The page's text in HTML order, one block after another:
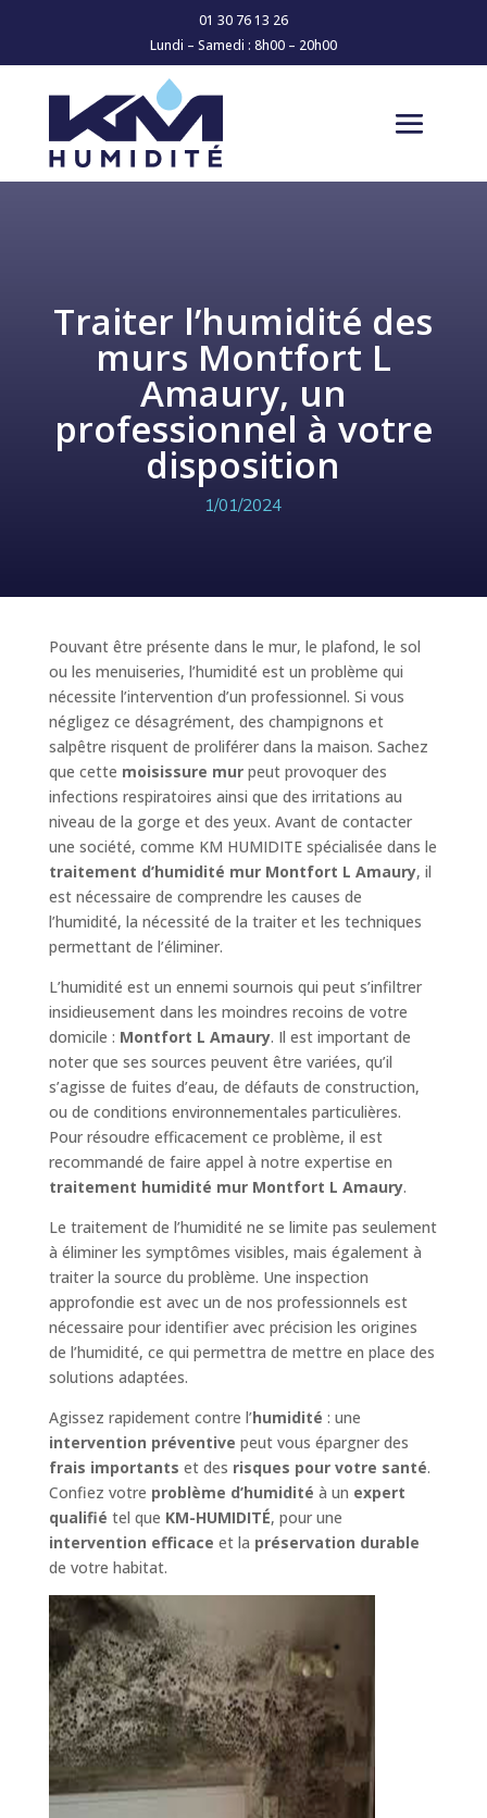
01 30 76 13 26
Lundi – Samedi : 8h00 – 20h00
Traiter l’humidité des
murs Montfort L
Amaury, un
professionnel à votre
disposition
1/01/2024
Pouvant être présente dans le mur, le plafond, le sol
ou les menuiseries, l’humidité est un problème qui
nécessite l’intervention d’un professionnel. Si vous
négligez ce désagrément, des champignons et
salpêtre risquent de proliférer dans la maison. Sachez
que cette moisissure murpeut provoquer des
infections respiratoires ainsi que des irritations au
niveau de la gorge et des yeux. Avant de contacter
une société, comme KM HUMIDITE spécialisée dans le
traitement d’humidité mur Montfort L Amaury, il
est nécessaire de comprendre les causes de
l’humidité, la nécessité de la traiter et les techniques
permettant de l’éliminer.
L’humidité est un ennemi sournois qui peut s’infiltrer
insidieusement dans les moindres recoins de votre
domicile : Montfort L Amaury. Il est important de
noter que ses sources peuvent être variées, qu’il
s’agisse de fuites d’eau, de défauts de construction,
ou de conditions environnementales particulières.
Pour résoudre efficacement ce problème, il est
recommandé de faire appel à notre expertise en
traitement humidité mur Montfort L Amaury.
Le traitement de l’humidité ne se limite pas seulement
à éliminer les symptômes visibles, mais également à
traiter la source du problème. Une inspection
approfondie est avec un de nos professionnels est
nécessaire pour identifier avec précision les origines
de l’humidité, ce qui permettra de mettre en place des
solutions adaptées.
Agissez rapidement contre l’humidité : une
intervention préventive peut vous épargner des
frais importants et des risques pour votre santé.
Confiez votre problème d’humidité à un expert
qualifié tel que KM-HUMIDITÉ, pour une
intervention efficace et la préservation durable
de votre habitat.